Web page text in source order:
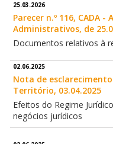
25.03.2026
Parecer n.º 116, CADA
Administrativos, de
Documentos relativos à
02.06.2025
Nota de
Território, 03.04.2025
Efeitos do Regime
negócios jurídicos